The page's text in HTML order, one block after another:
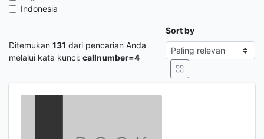
Indonesia
Ditemukan 131 dari pencarian Anda
melalui kata kunci: callnumber=4
Sort by